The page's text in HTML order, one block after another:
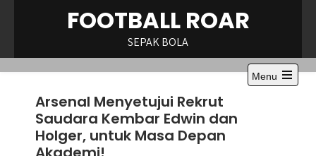
FOOTBALL ROAR
SEPAK BOLA
Menu
Open
Arsenal Menyetujui Rekrut
Saudara Kembar Edwin dan
Holger, untuk Masa Depan